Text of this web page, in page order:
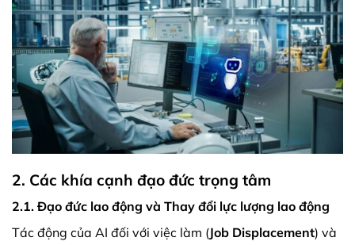
2. Các khía cạnh đạo đức trọng tâm
2.1. Đạo đức lao động và Thay đổi lực lượng lao động
Tác động của AI đối với việc làm (Job Displacement) và